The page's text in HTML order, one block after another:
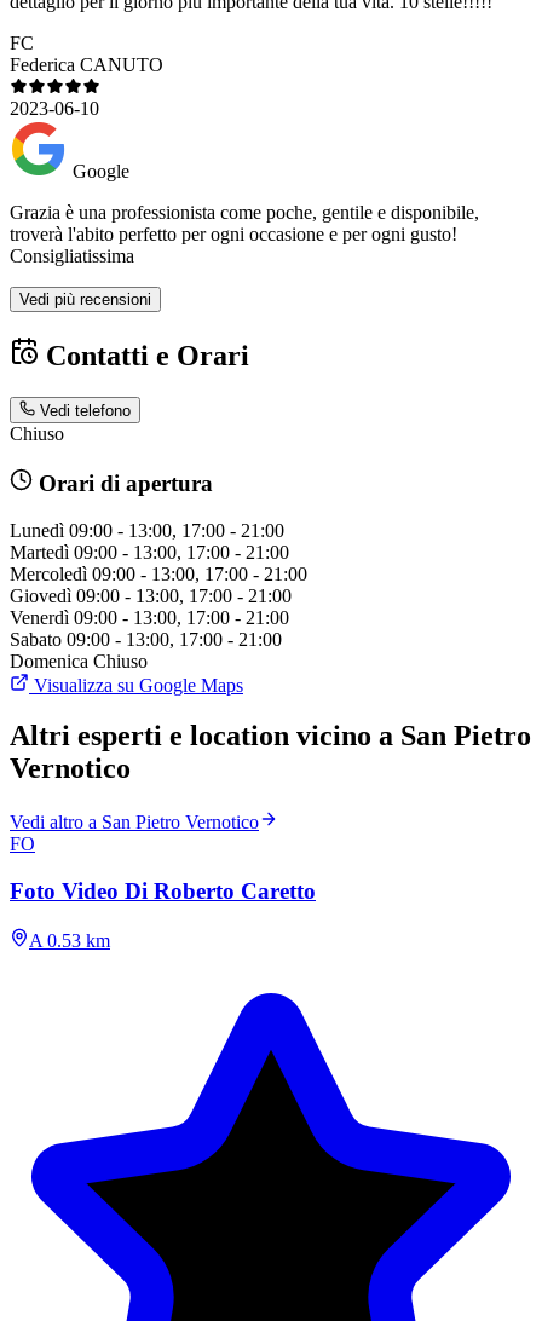
FC
Federica CANUTO
2023-06-10
Google
Grazia è una professionista come poche, gentile e disponibile,
troverà l'abito perfetto per ogni occasione e per ogni gusto!
Consigliatissima
Vedi più recensioni
Contatti e Orari
Vedi telefono
Chiuso
Orari di apertura
Lunedì 09:00 - 13:00, 17:00 - 21:00
Martedì 09:00 - 13:00, 17:00 - 21:00
Mercoledì 09:00 - 13:00, 17:00 - 21:00
Giovedì 09:00 - 13:00, 17:00 - 21:00
Venerdì 09:00 - 13:00, 17:00 - 21:00
Sabato 09:00 - 13:00, 17:00 - 21:00
Domenica Chiuso
Visualizza su Google Maps
Altri esperti e location vicino a San Pietro
Vernotico
Vedi altro a San Pietro Vernotico
FO
Foto Video Di Roberto Caretto
A 0.53 km